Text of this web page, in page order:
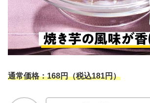
通常価格：168円（税込181円）